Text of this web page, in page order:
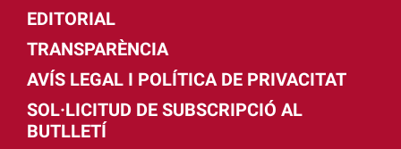
EDITORIAL
TRANSPARÈNCIA
AVÍS LEGAL I POLÍTICA DE PRIVACITAT
SOL·LICITUD DE SUBSCRIPCIÓ AL
BUTLLETÍ